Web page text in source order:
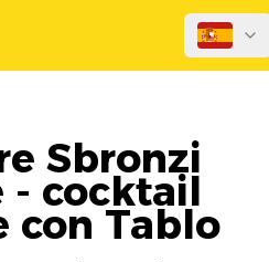
Sbronzi
- cocktail
con Tablo